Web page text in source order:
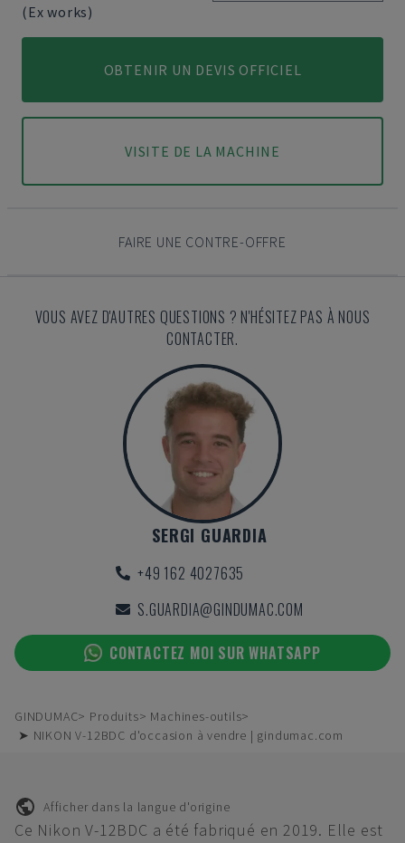
(Ex works)
OBTENIR UN DEVIS OFFICIEL
VISITE DE LA MACHINE
FAIRE UNE CONTRE-OFFRE
VOUS AVEZ D'AUTRES QUESTIONS ? N'HÉSITEZ PAS À NOUS
CONTACTER.
SERGI GUARDIA
+49 162 4027635
S.GUARDIA@GINDUMAC.COM
CONTACTEZ MOI SUR WHATSAPP
GINDUMAC Produits
Machines-outils
➤ NIKON V-12BDC d'occasion à vendre | gindumac.com
Afficher dans la langue d'origine
Ce Nikon V-12BDC a été fabriqué en 2019. Elle est